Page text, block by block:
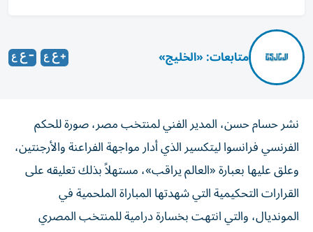
متابعات: «الخليج»
نشر حسام حسن، المدير الفني لمنتخب مصر، صورة للحكم
الفرنسي فرانسوا ليتكسير الذي أدار مواجهة الفراعنة والأرجنتين،
وعلق عليها بعبارة «العالم يراقب»، مستهلاً بذلك تعليقه على
القرارات التحكيمية التي شهدتها المباراة الملحمية في
المونديال، والتي انتهت بخسارة درامية للمنتخب المصري